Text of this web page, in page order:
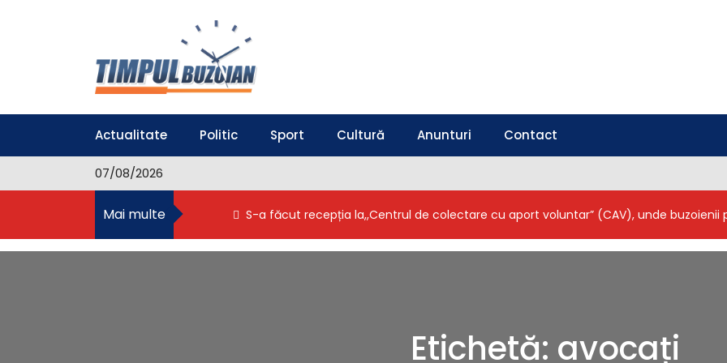
c
Timpul Buzoian
Actualitate Politic Sport Cultură Anunturi Contact
07/08/2026
Mai multe S-a făcut recepția la,,Centrul de colectare cu aport voluntar” (CAV), unde buzoienii
Etichetă: avocați